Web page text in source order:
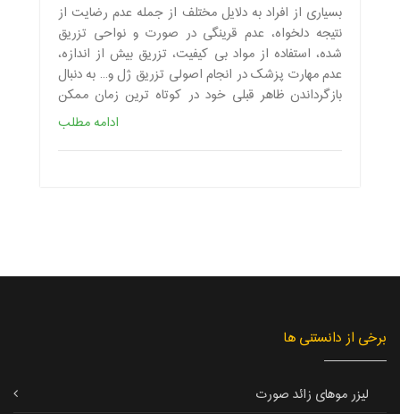
بسیاری از افراد به دلایل مختلف از جمله عدم رضایت از
نتیجه دلخواه، عدم قرینگی در صورت و نواحی تزریق
شده، استفاده از مواد بی کیفیت، تزریق بیش از اندازه،
عدم مهارت پزشک در انجام اصولی تزریق ژل و... به دنبال
بازگرداندن ظاهر قبلی خود در کوتاه ترین زمان ممکن
ادامه مطلب
برخی از دانستنی ها
لیزر موهای زائد صورت